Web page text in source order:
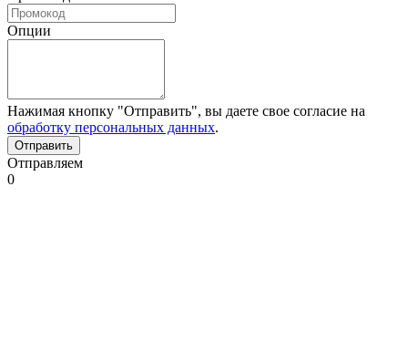
Опции
Нажимая кнопку "Отправить", вы даете свое согласие на
обработку персональных данных.
Отправляем
0